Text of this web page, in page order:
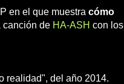
en el que muestra cómo
canción de HA-ASH con los
realidad", del año 2014.